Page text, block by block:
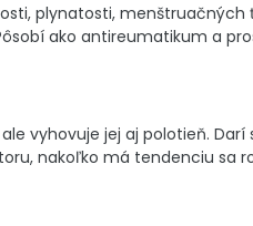
plynatosti,
ako antireumatikum a
vyhovuje jej aj polotieň.
nakoľko má tendenciu sa